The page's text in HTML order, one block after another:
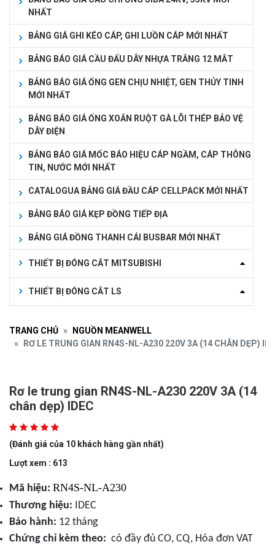
NHẤT
BẢNG GIÁ GHI KÉO CÁP, GHI LUỒN CÁP MỚI NHẤT
BẢNG BÁO GIÁ CẦU ĐẤU DÂY NHỰA TRẮNG 12 MẮT
BẢNG BÁO GIÁ ỐNG GEN CHỊU NHIỆT, GEN THỦY TINH
MỚI NHẤT
BẢNG BÁO GIÁ ỐNG XOẮN RUỘT GÀ LÕI THÉP BẢO VỆ
DÂY ĐIỆN
BẢNG BÁO GIÁ MỐC BÁO HIỆU CÁP NGẦM, CÁP THÔNG
TIN, NƯỚC MỚI NHẤT
CATALOGUA BẢNG GIÁ ĐẦU CÁP CELLPACK MỚI NHẤT
BẢNG BÁO GIÁ KẸP ĐỒNG TIẾP ĐỊA
BẢNG GIÁ ĐỒNG THANH CÁI BUSBAR MỚI NHẤT
THIẾT BỊ ĐÓNG CẮT MITSUBISHI
THIẾT BỊ ĐÓNG CẮT LS
TRANG CHỦ
NGUỒN MEANWELL
RƠ LE TRUNG GIAN RN4S-NL-A230 220V 3A (14 CHÂN DẸP)
Rơ le trung gian RN4S-NL-A230 220V 3A (14
chân dẹp) IDEC
(Đánh giá của 10 khách hàng gần nhất)
Lượt xem : 613
Mã hiệu: RN4S-NL-A230
Thương hiệu: IDEC
Bảo hành: 12 tháng
Chứng chỉ kèm theo: có đầy đủ CO, CQ, Hóa đơn VAT